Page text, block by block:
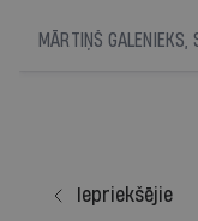
MĀRTIŅŠ GALENIEKS,
Iepriekšējie